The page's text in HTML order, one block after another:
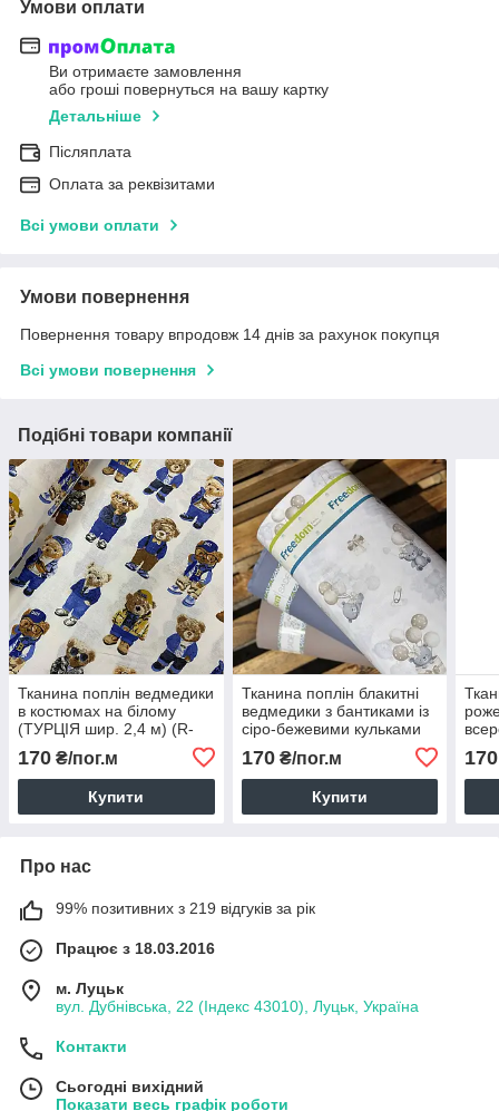
Умови оплати
Ви отримаєте замовлення
або гроші повернуться на вашу картку
Детальніше
Післяплата
Оплата за реквізитами
Всі умови оплати
Умови повернення
Повернення товару впродовж 14 днів за рахунок покупця
Всі умови повернення
Подібні товари компанії
Тканина поплін ведмедики
в костюмах на білому
(ТУРЦІЯ шир. 2,4 м) (R-
170 ₴/пог.м
Купити
Тканина поплін блакитні
ведмедики з бантиками із
сіро-бежевими кульками
на білому (ТУРЦІЯ шир.
2,4 м) (R-FR-0865)
170₴/пог.м
Купити
FR-
170
Про нас
99% позитивних з 219 відгуків за рік
Працює з 18.03.2016
м. Луцьк
вул. Дубнівська, 22 (Індекс 43010), Луцьк, Україна
Контакти
Сьогодні вихідний
Показати весь графік роботи